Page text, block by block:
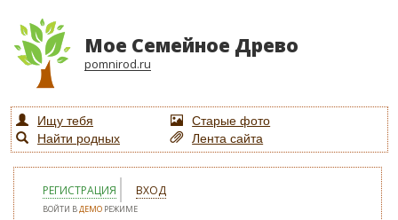
Мое Семейное Древо
pomnirod.ru
Ищу тебя
Старые фото
Найти родных
Лента сайта
РЕГИСТРАЦИЯ ВХОД
ВОЙТИ ВДЕМО РЕЖИМЕ